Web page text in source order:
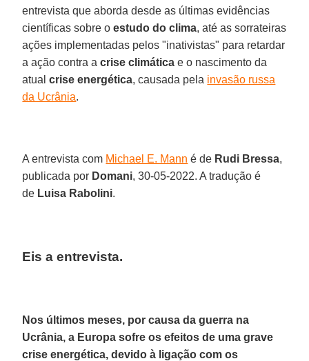
entrevista que aborda desde as últimas evidências
científicas sobre oestudo do clima, até as sorrateiras
ações implementadas pelos "inativistas" para retardar
a ação contra acrise climática e o nascimento da
atualcrise energética, causada pela invasão russa
da Ucrânia.
A entrevista com Michael E. Mann é de Rudi Bressa,
publicada por Domani, 30-05-2022. A tradução é
de Luisa Rabolini.
Eis a entrevista.
Nos últimos meses, por causa da guerra na
Ucrânia, a Europa sofre os efeitos de uma grave
crise energética, devido à ligação com os